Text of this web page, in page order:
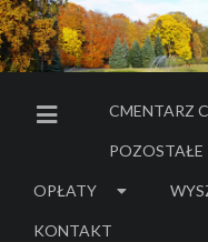
MENU BOCZNE
CMENTARZ
POZOSTAŁE
OPŁATY
KONTAKT